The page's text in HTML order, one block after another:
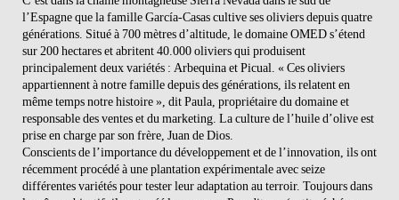
l’Espagne que la famille García-Casas cultive ses oliviers depuis quatre
générations. Situé à 700 mètres d’altitude, le domaine OMED s’étend
sur 200 hectares et abritent 40.000 oliviers qui produisent
principalement deux variétés : Arbequina et Picual. « Ces oliviers
appartiennent à notre famille depuis des générations, ils relatent en
même temps notre histoire », dit Paula, propriétaire du domaine et
responsable des ventes et du marketing. La culture de l’huile d’olive est
prise en charge par son frère, Juan de Dios.
Conscients de l’importance du développement et de l’innovation, ils ont
récemment procédé à une plantation expérimentale avec seize
différentes variétés pour tester leur adaptation au terroir. Toujours dans